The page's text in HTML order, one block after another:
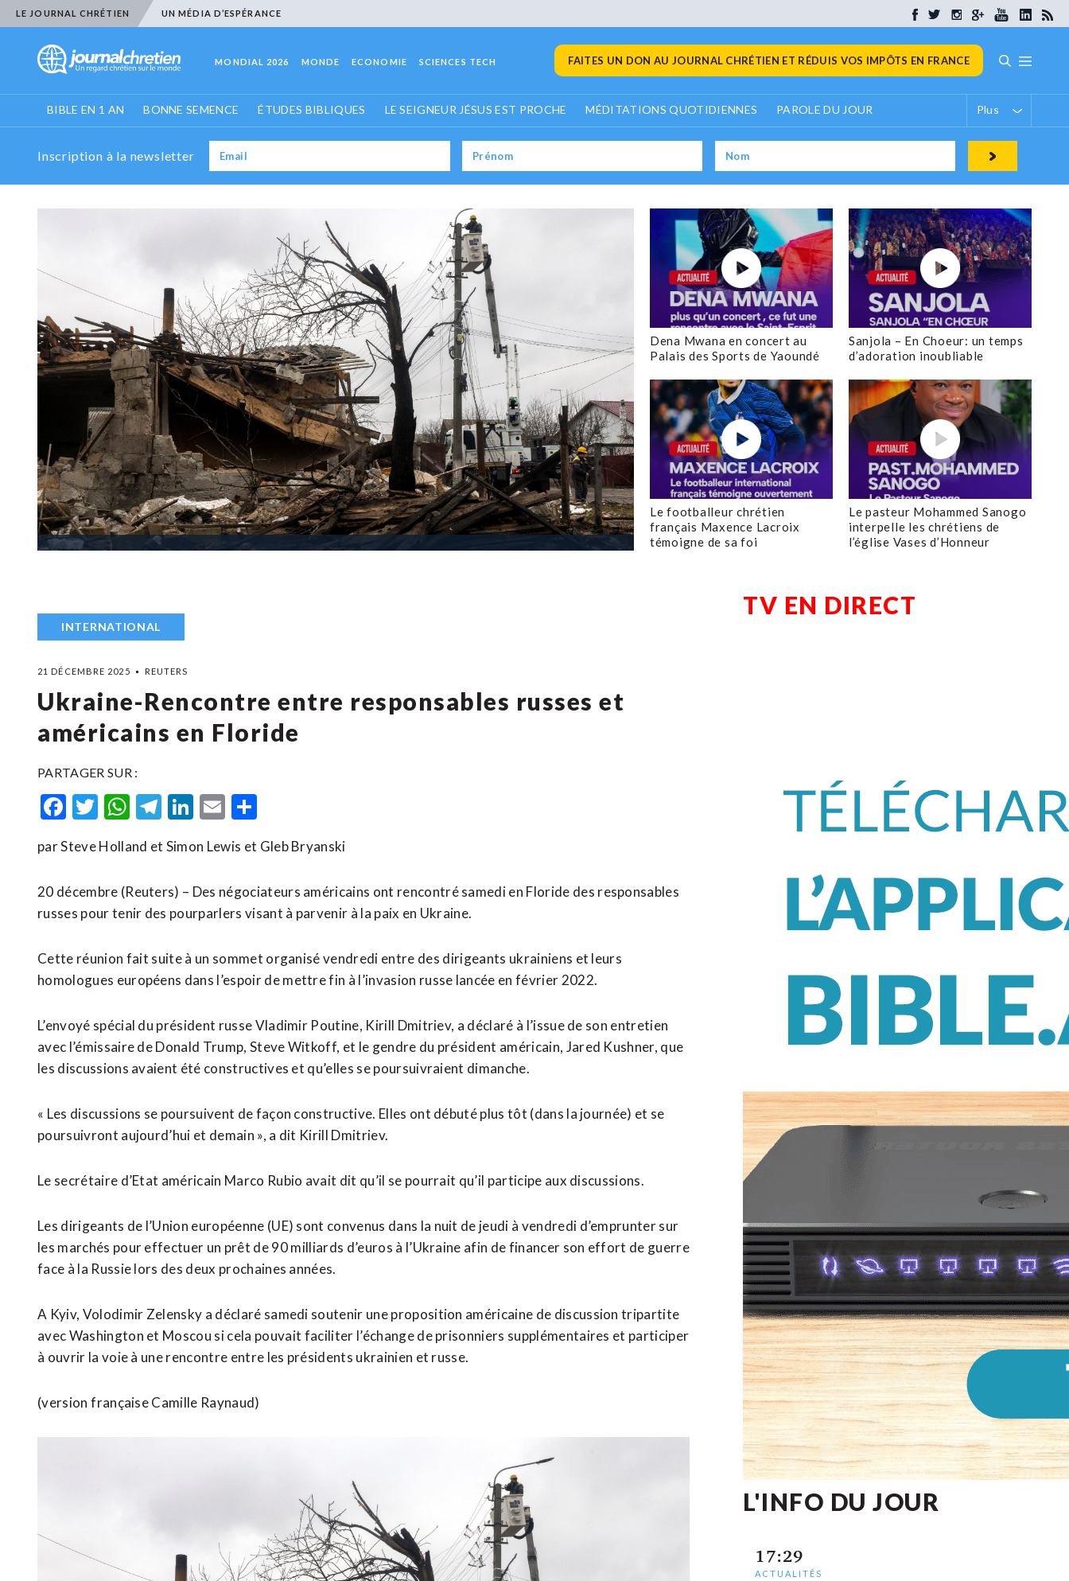
LE JOURNAL CHRÉTIEN UN MÉDIA D’ESPÉRANCE
MONDIAL 2026 MONDE ECONOMIE SCIENCES TECH FAITES UN DON AU JOURNAL CHRÉTIEN ET RÉDUIS VOS IMPÔTS EN FRANCE
BIBLE EN 1 AN BONNE SEMENCE ÉTUDES BIBLIQUES LE SEIGNEUR JÉSUS EST PROCHE MÉDITATIONS QUOTIDIENNES PAROLE DU JOUR Plus
Inscription à la newsletter
Dena Mwana en concert au
Palais des Sports de Yaoundé
Sanjola – En Choeur: un temps
d’adoration inoubliable
Le footballeur chrétien
français Maxence Lacroix
témoigne de sa foi
Le pasteur Mohammed Sanogo
interpelle les chrétiens de
l’église Vases d’Honneur
INTERNATIONAL
21 DÉCEMBRE 2025 REUTERS
Ukraine-Rencontre entre responsables russes et
américains en Floride
PARTAGER SUR :
Facebook
Twitter
WhatsApp
Telegram
LinkedIn
Email
par Steve Holland et Simon Lewis et Gleb Bryanski
20 décembre (Reuters) – Des négociateurs américains ont rencontré samedi en Floride des responsables
russes pour tenir des pourparlers visant à ​parvenir à la paix en ‍Ukraine.
Cette réunion ⁠fait suite à un sommet organisé vendredi entre des ⁠dirigeants ukrainiens et leurs
homologues européens dans l’espoir de mettre fin à l’invasion russe lancée en ​février 2022.
L’envoyé spécial du président russe Vladimir Poutine, Kirill Dmitriev, a déclaré à l’issue de son entretien
avec l’émissaire de Donald Trump, Steve Witkoff, et le gendre du président ‌américain, Jared Kushner, que
les discussions avaient été ​constructives et qu’elles se poursuivraient dimanche.
« Les discussions se poursuivent de façon constructive. Elles ont débuté plus tôt (dans la journée) et se
poursuivront aujourd’hui et demain », a ‌dit Kirill ‌Dmitriev.
Le secrétaire d’Etat américain Marco Rubio avait dit ​qu’il se pourrait qu’il participe aux discussions.
Les dirigeants de l’Union européenne (UE) sont convenus dans la nuit ​de jeudi à vendredi d’emprunter sur
les marchés pour effectuer un prêt de 90 ⁠milliards d’euros à l’Ukraine afin de financer son effort de ​guerre
face à la Russie lors des deux prochaines années.
A Kyiv, Volodimir Zelensky a déclaré samedi soutenir une proposition américaine de discussion tripartite
avec Washington et Moscou si cela pouvait ⁠faciliter l’échange de prisonniers supplémentaires et participer
à ouvrir la voie à une rencontre ‌entre les présidents ukrainien et russe.
(version ⁠française Camille Raynaud)
TV EN DIRECT
L'INFO DU JOUR
17:29
ACTUALITÉS